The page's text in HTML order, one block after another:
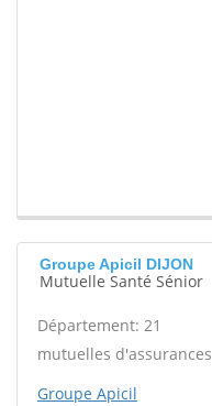
Groupe Apicil DIJON
Mutuelle Santé Sénior
Département: 21
mutuelles d'assurances
Groupe Apicil